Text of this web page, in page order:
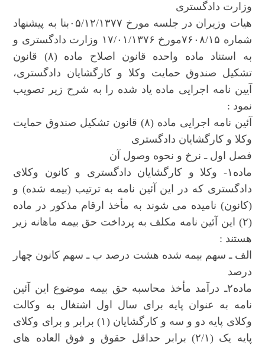
وزارت دادگستری
هیات وزیران در جلسه مورخ ۰۵/۱۲/۱۳۷۷بنا به پیشنهاد
شماره ۷۶۰۸/۱۵مورخ ۱۷/۰۱/۱۳۷۶ وزارت دادگستری و
به استناد ماده واحده قانون اصلاح ماده (۸) قانون
تشکیل صندوق حمایت وکلا و کارگشایان دادگستری،
آیین نامه اجرایی ماده یاد شده را به شرح زیر تصویب
نمود :
آئین نامه اجرایی ماده (۸) قانون تشکیل صندوق حمایت
وکلا و کارگشایان دادگستری
فصل اول ـ نرخ و نحوه وصول آن
ماده۱- وکلا و کارگشایان دادگستری و کانون وکلای
دادگستری که در این آئین نامه به ترتیب (بیمه شده) و
(کانون) نامیده می شوند به مأخذ ارقام مذکور در ماده
(۲) این آئین نامه مکلف به پرداخت حق بیمه ماهانه زیر
هستند :
الف ـ سهم بیمه شده هشت درصد ب ـ سهم کانون چهار
درصد
ماده۲ـ درآمد مأخذ محاسبه حق بیمه موضوع این آئین
نامه به عنوان پایه برای سال اول اشتغال به وکالت
وکلای پایه دو و سه و کارگشایان (۱) برابر و برای وکلای
پایه یک (۲/۱) برابر حداقل حقوق و فوق العاده های